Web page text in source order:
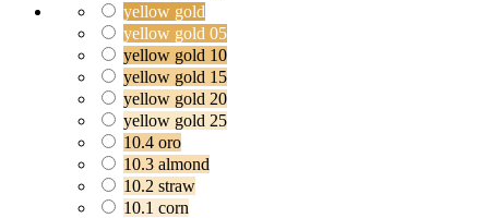
yellow gold
yellow gold 05
yellow gold 10
yellow gold 15
yellow gold 20
yellow gold 25
10.4 oro
10.3 almond
10.2 straw
10.1 corn